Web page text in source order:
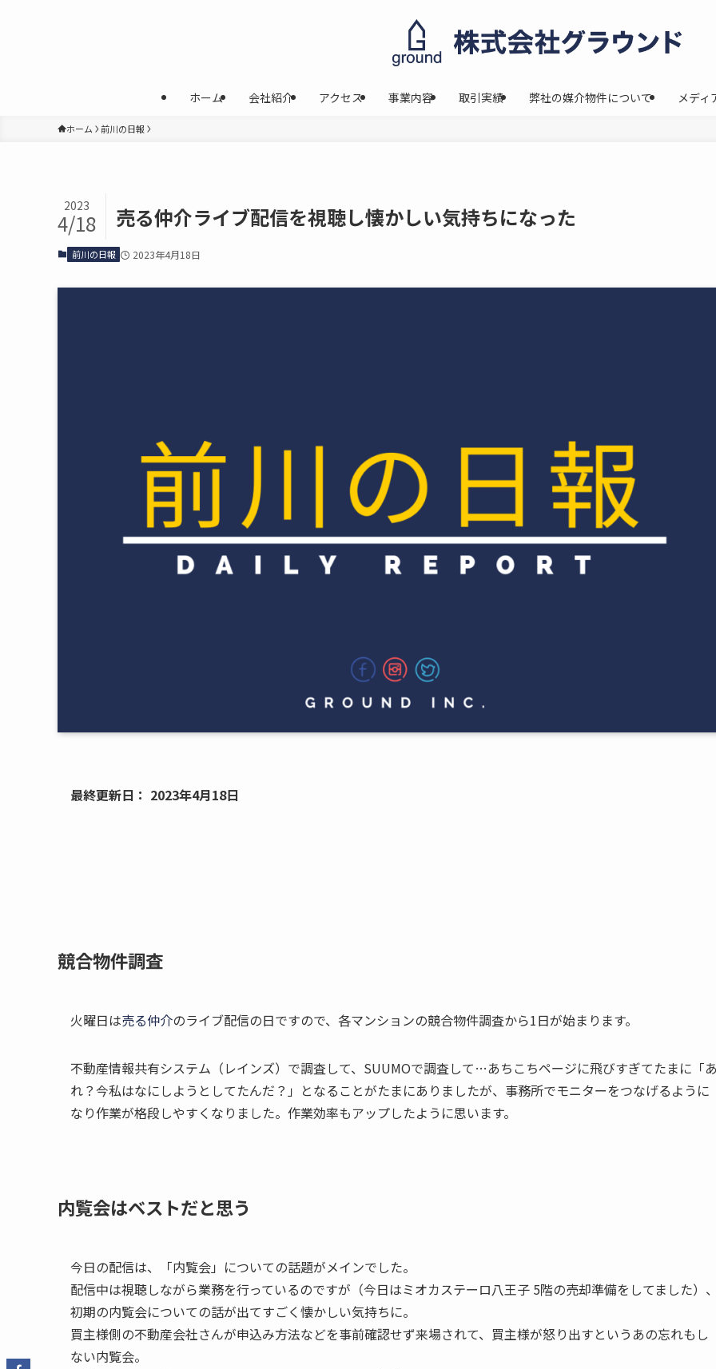
ホーム 会社紹介 アクセス 事業内容 取引実績 弊社の媒介物件について メディ
ホーム 前川の日報
売る仲介ライブ配信を視聴し懐かしい気持ちになった
2023
4/18
前川の日報 2023年4月18日
最終更新日： 2023年4月18日
競合物件調査
火曜日は売る仲介のライブ配信の日ですので、各マンションの競合物件調査から1日が始まります。
不動産情報共有システム（レインズ）で調査して、SUUMOで調査して…あちこちページに飛びすぎてたまに「
れ？今私はなにしようとしてたんだ？」となることがたまにありましたが、事務所でモニターをつなげるように
なり作業が格段しやすくなりました。作業効率もアップしたように思います。
内覧会はベストだと思う
今日の配信は、「内覧会」についての話題がメインでした。
配信中は視聴しながら業務を行っているのですが（今日はミオカステーロ八王子 5階の売却準備をしてました）
初期の内覧会についての話が出てすごく懐かしい気持ちに。
買主様側の不動産会社さんが申込み方法などを事前確認せず来場されて、買主様が怒り出すというあの忘れもし
ない内覧会。